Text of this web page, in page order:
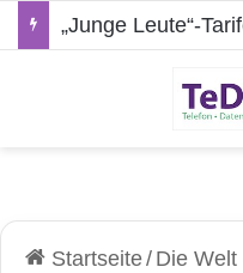
Startseite/ Die Welt